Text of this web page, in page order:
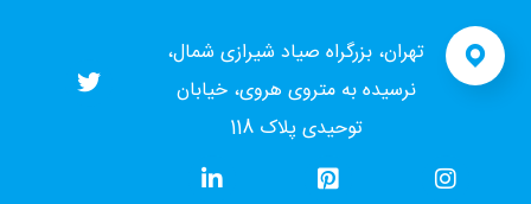
تهران، بزرگراه صیاد شیرازی شمال،
نرسیده به متروی هروی، خیابان
توحیدی پلاک 118